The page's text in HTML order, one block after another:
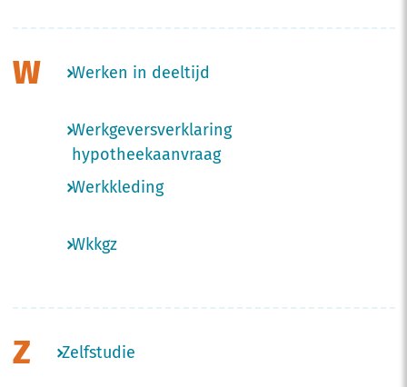
W Werken in deeltijd
Werkgeversverklaring
hypotheekaanvraag
Werkkleding
Wkkgz
Z Zelfstudie